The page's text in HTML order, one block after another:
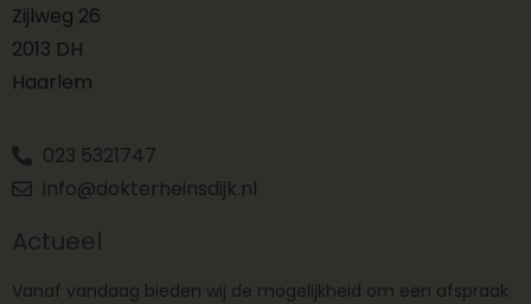
Zijlweg 26
2013 DH
Haarlem
023 5321747
info@dokterheinsdijk.nl
Actueel
Vanaf vandaag bieden wij de mogelijkheid om een afspraak